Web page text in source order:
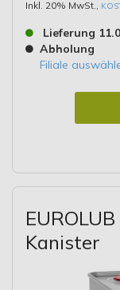
Inkl. 20% MwSt.
Lieferung
Abholung
Filiale
Kanister